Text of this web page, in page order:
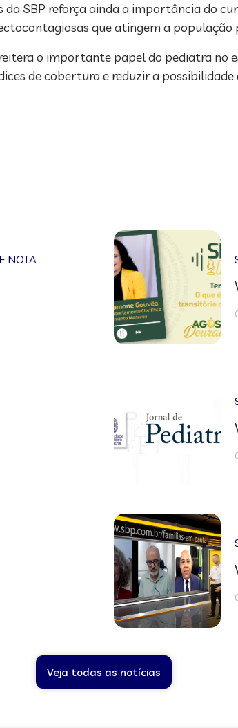
SBP reforça ainda a importância do
que atingem a população
o importante papel do pediatra no
de cobertura e reduzir a
NOTA
Veja todas as notícias